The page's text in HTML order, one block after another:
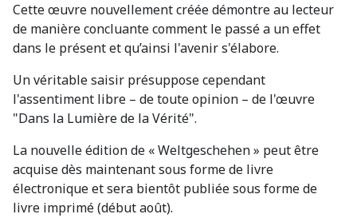
Cette œuvre nouvellement créée démontre au lecteur
de manière concluante comment le passé a un effet
dans le présent et qu’ainsi l'avenir s'élabore.
Un véritable saisir présuppose cependant
l'assentiment libre – de toute opinion – de l'œuvre
"Dans la Lumière de la Vérité".
La nouvelle édition de « Weltgeschehen » peut être
acquise dès maintenant sous forme de livre
électronique et sera bientôt publiée sous forme de
livre imprimé (début août).